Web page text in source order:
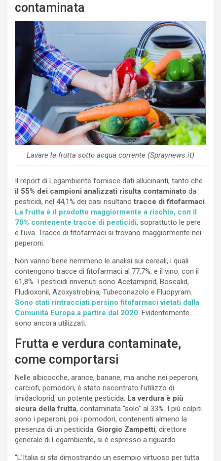
contaminata
Lavare la frutta sotto acqua corrente (Spraynews.it)
Il report di Legambiente fornisce dati allucinanti, tanto che
il 55% dei campioni analizzati risulta contaminato da
pesticidi, nel 44,1% dei casi risultanotracce di fitofarmaci.
La frutta è il prodotto maggiormente a rischio, con il
70% contenente tracce di pesticidi, soprattutto le pere
e l’uva. Tracce di fitofarmaci si trovano maggiormente nei
peperoni.
Non vanno bene nemmeno le analisi sui cereali, i quali
contengono tracce di fitofarmaci al 77,7%, e il vino, con il
61,8%. I pesticidi rinvenuti sono Acetamiprid, Boscalid,
Fludioxonil, Azoxystrobina, Tubeconazolo e Fluopyram.
Sono stati rintracciati persino fitofarmaci vietati dalla
Comunità Europa a partire dal 2020. Evidentemente
sono ancora utilizzati.
Frutta e verdura contaminate,
come comportarsi
Nelle albicocche, arance, banane, ma anche nei peperoni,
carciofi, pomodori, è stato riscontrato l’utilizzo di
Imidacloprid, un potente pesticida. La verdura è più
sicura della frutta, contaminata “solo” al 33%. I più colpiti
sono i peperoni, poi i pomodori, contenenti almeno la
presenza di un pesticida. Giorgio Zampetti, direttore
generale di Legambiente, si è espresso a riguardo.
“L’Italia si sta dimostrando un esempio virtuoso per tutta